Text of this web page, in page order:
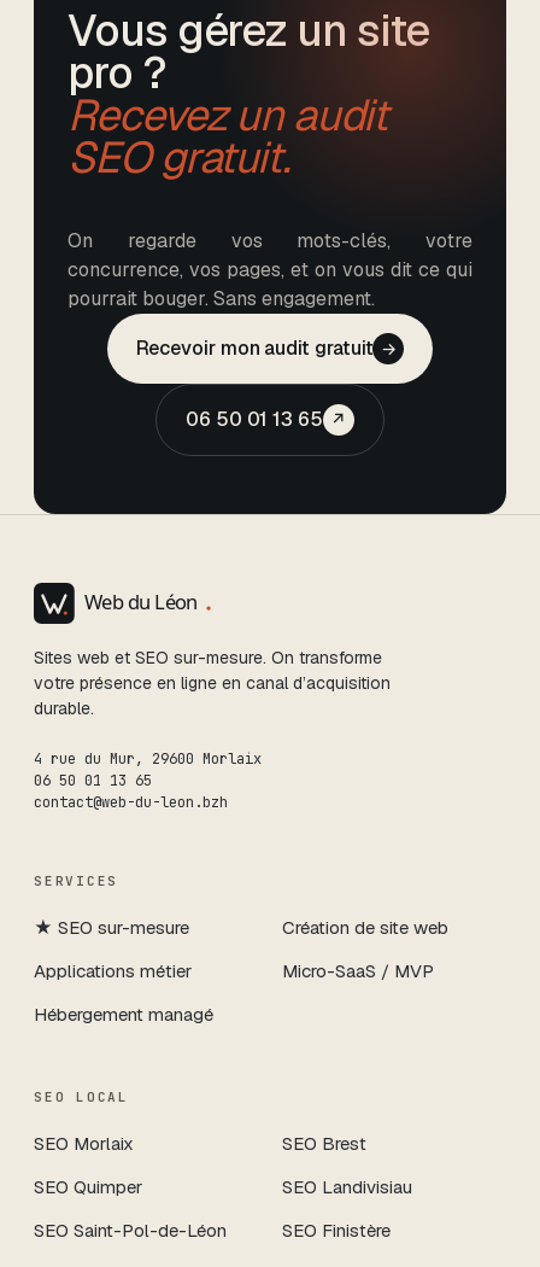
Vous gérez un site
pro ?
Recevez un audit
SEO gratuit.
On regarde vos mots-clés, votre
concurrence, vos pages, et on vous dit ce qui
pourrait bouger. Sans engagement.
Recevoir mon audit gratuit →
06 50 01 13 65 ↗
Sites web et SEO sur-mesure. On transforme
votre présence en ligne en canal d’acquisition
durable.
4 rue du Mur, 29600 Morlaix
06 50 01 13 65
contact@web-du-leon.bzh
SERVICES
★ SEO sur-mesure
Création de site web
Applications métier
Micro-SaaS / MVP
Hébergement managé
SEO LOCAL
SEO Morlaix SEO Brest
SEO Quimper SEO Landivisiau
SEO Saint-Pol-de-Léon SEO Finistère